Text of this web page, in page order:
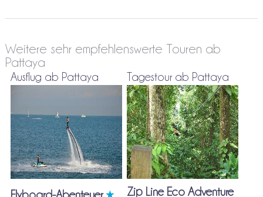
Weitere sehr empfehlenswerte Touren ab
Pattaya
Ausflug ab Pattaya Tagestour ab Pattaya
Zip Line Eco Adventure